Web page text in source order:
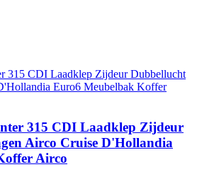
315 CDI Laadklep Zijdeur
Airco Cruise D'Hollandia
Airco